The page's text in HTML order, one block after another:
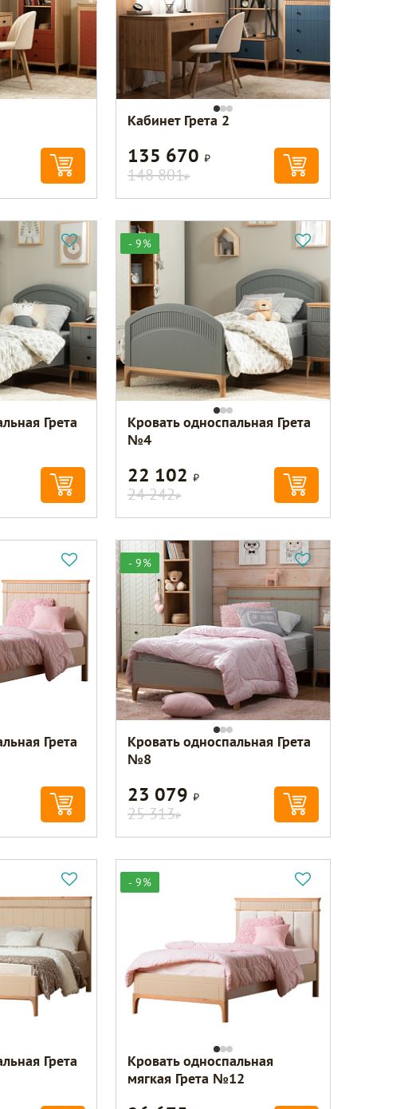
Кабинет Грета 2
135 670Р
148 801Р
Грета
- 9%
Кровать односпальная Грета
№4
22 102Р
24 242Р
Грета
- 9%
Кровать односпальная Грета
№8
23 079Р
25 313Р
Грета
- 9%
Кровать односпальная
мягкая Грета №12